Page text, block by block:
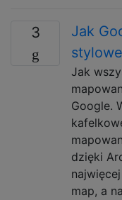
3
Jak
Jak
Google.
dzięki
map, a